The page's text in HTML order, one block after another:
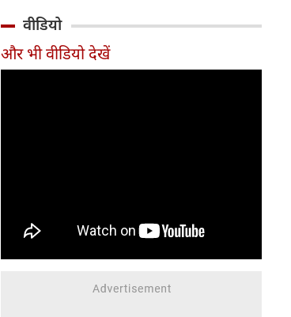
फिल्म सर्टिफिकेशन (CBFC) से हरी
झंडी मिल गई है।
वीडियो
और भी वीडियो देखें